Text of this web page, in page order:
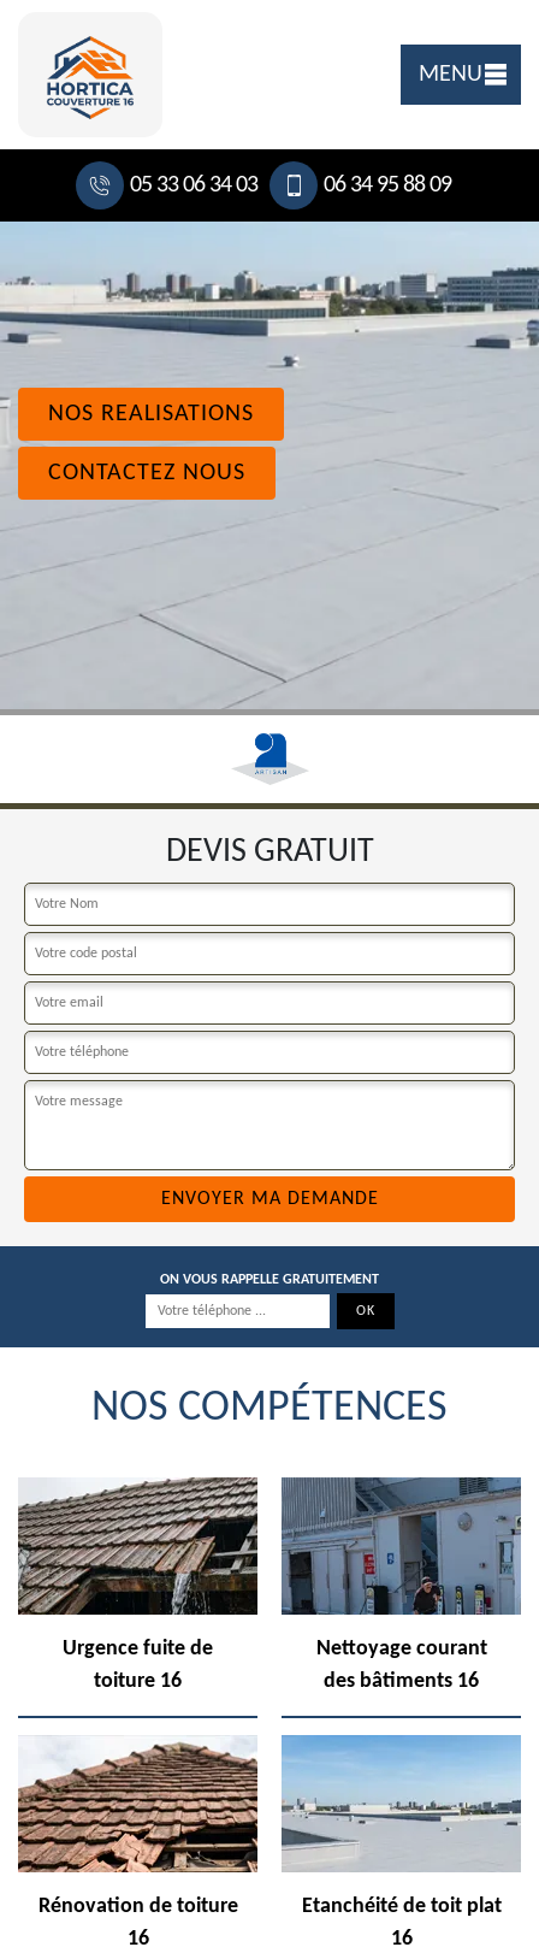
MENU
05 33 06 34 03 06 34 95 88 09
NOS REALISATIONS
CONTACTEZ NOUS
DEVIS GRATUIT
ON VOUS RAPPELLE GRATUITEMENT
NOS COMPÉTENCES
Urgence fuite de
toiture 16
Nettoyage courant
des bâtiments 16
Rénovation de toiture
16
Etanchéité de toit plat
16